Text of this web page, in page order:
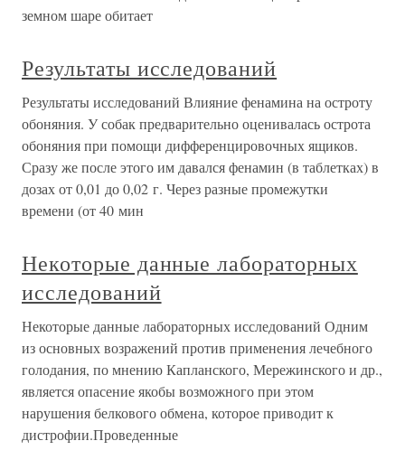
земном шаре обитает
Результаты исследований
Результаты исследований Влияние фенамина на остроту
обоняния. У собак предварительно оценивалась острота
обоняния при помощи дифференцировочных ящиков.
Сразу же после этого им давался фенамин (в таблетках) в
дозах от 0,01 до 0,02 г. Через разные промежутки
времени (от 40 мин
Некоторые данные лабораторных
исследований
Некоторые данные лабораторных исследований Одним
из основных возражений против применения лечебного
голодания, по мнению Капланского, Мережинского и др.,
является опасение якобы возможного при этом
нарушения белкового обмена, которое приводит к
дистрофии.Проведенные